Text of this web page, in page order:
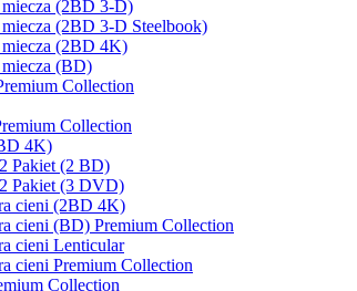
(2BD 3-D)
(2BD 3-D Steelbook)
(2BD 4K)
(BD)
Collection
Collection
4K)
Pakiet (2 BD)
Pakiet (3 DVD)
cieni (2BD 4K)
cieni (BD) Premium Collection
cieni Lenticular
cieni Premium Collection
Collection